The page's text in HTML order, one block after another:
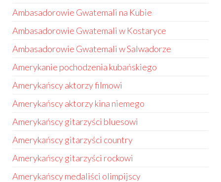
Ambasadorowie Gwatemali na Kubie
Ambasadorowie Gwatemali w Kostaryce
Ambasadorowie Gwatemali w Salwadorze
Amerykanie pochodzenia kubańskiego
Amerykańscy aktorzy filmowi
Amerykańscy aktorzy kina niemego
Amerykańscy gitarzyści bluesowi
Amerykańscy gitarzyści country
Amerykańscy gitarzyści rockowi
Amerykańscy medaliści olimpijscy